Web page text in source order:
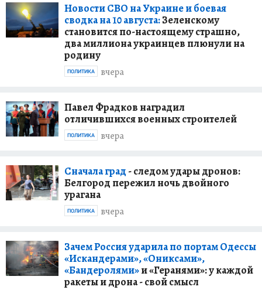
Новости СВО на Украине и боевая
сводка на 10 августа:Зеленскому
становится по-настоящему страшно,
два миллиона украинцев плюнули на
родину
вчера
ПОЛИТИКА
Павел Фрадков наградил
отличившихся военных строителей
вчера
ПОЛИТИКА
Сначала град - следом удары дронов:
Белгород пережил ночь двойного
урагана
вчера
ПОЛИТИКА
Зачем Россия ударила по портам Одессы
«Искандерами», «Ониксами»,
«Бандеролями»и «Геранями»: у каждой
ракеты и дрона - свой смысл